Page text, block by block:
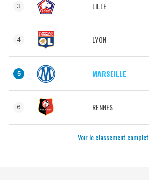
3 LILLE
4 LYON
5 MARSEILLE
6 RENNES
Voir le classement complet